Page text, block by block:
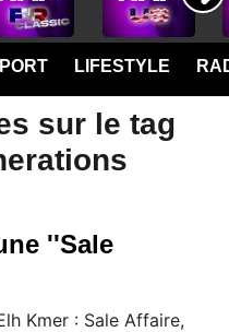
LIFESTYLE
sur le tag
''Sale
Kmer : Sale Affaire,